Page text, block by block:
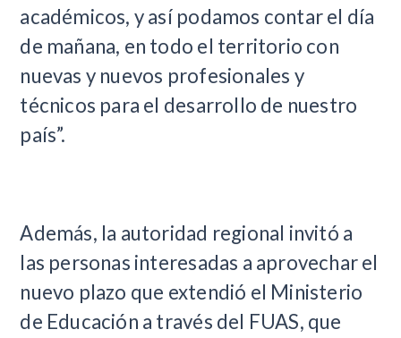
académicos, y así podamos contar el día
de mañana, en todo el territorio con
nuevas y nuevos profesionales y
técnicos para el desarrollo de nuestro
país”.
Además, la autoridad regional invitó a
las personas interesadas a aprovechar el
nuevo plazo que extendió el Ministerio
de Educación a través del FUAS, que